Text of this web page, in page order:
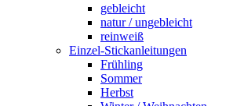
gebleicht
natur / ungebleicht
reinweiß
Einzel-Stickanleitungen
Frühling
Sommer
Herbst